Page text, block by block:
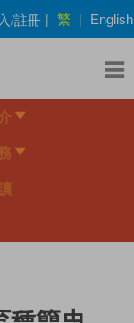
/註冊 | 繁 | English